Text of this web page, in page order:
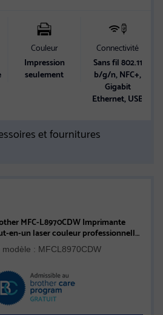
Couleur
Impression
seulement
Connectivité
Sans fil 802.11
b/g/n, NFC+,
Gigabit
Ethernet, USB
et fournitures
MFC-L8970CDW Imprimante
en-un laser couleur professionnelle
impression, numérisation et copie
verso et fonctions de sécurité
modèle : MFCL8970CDW